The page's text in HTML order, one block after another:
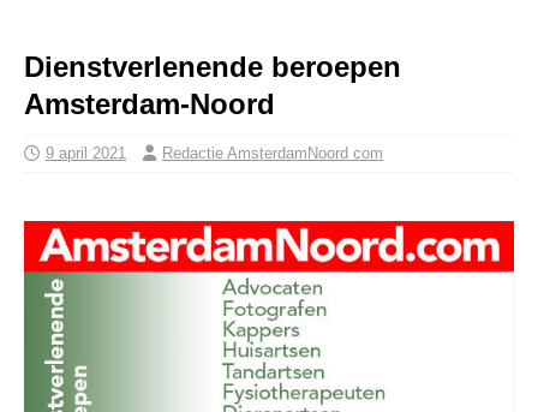
Dienstverlenende beroepen
Amsterdam-Noord
9 april 2021 Redactie AmsterdamNoord com